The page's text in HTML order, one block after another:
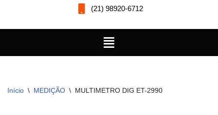
(21) 98920-6712
Início \ MEDIÇÃO \ MULTIMETRO DIG ET-2990